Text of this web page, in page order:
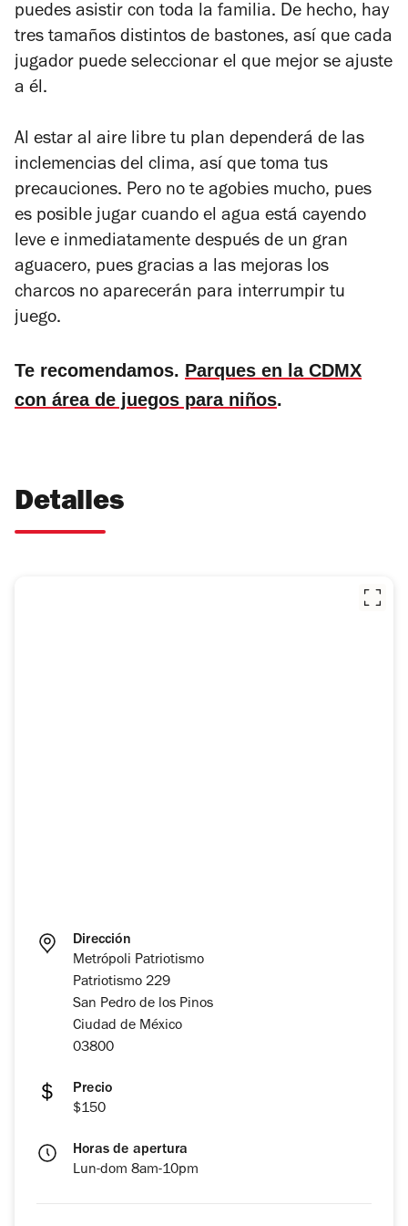
puedes asistir con toda la familia. De hecho, hay
tres tamaños distintos de bastones, así que cada
jugador puede seleccionar el que mejor se ajuste
a él.
Al estar al aire libre tu plan dependerá de las
inclemencias del clima, así que toma tus
precauciones. Pero no te agobies mucho, pues
es posible jugar cuando el agua está cayendo
leve e inmediatamente después de un gran
aguacero, pues gracias a las mejoras los
charcos no aparecerán para interrumpir tu
juego.
Te recomendamos. Parques en la CDMX
con área de juegos para niños.
Detalles
Dirección
Metrópoli Patriotismo
Patriotismo 229
San Pedro de los Pinos
Ciudad de México
03800
Precio
$150
Horas de apertura
Lun-dom 8am-10pm